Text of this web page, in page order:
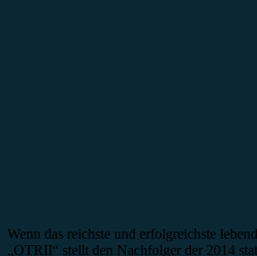
Wenn das reichste und erfolgreichste
„OTRII“ stellt den Nachfolger der 2014